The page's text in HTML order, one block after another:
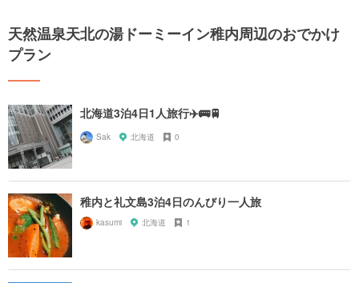
天然温泉天北の湯ドーミーイン稚内周辺のおでかけ
プラン
北海道3泊4日1人旅行✈️🚌🚆
Sak 北海道 0
稚内と礼文島3泊4日のんびり一人旅
kasumi 北海道 1